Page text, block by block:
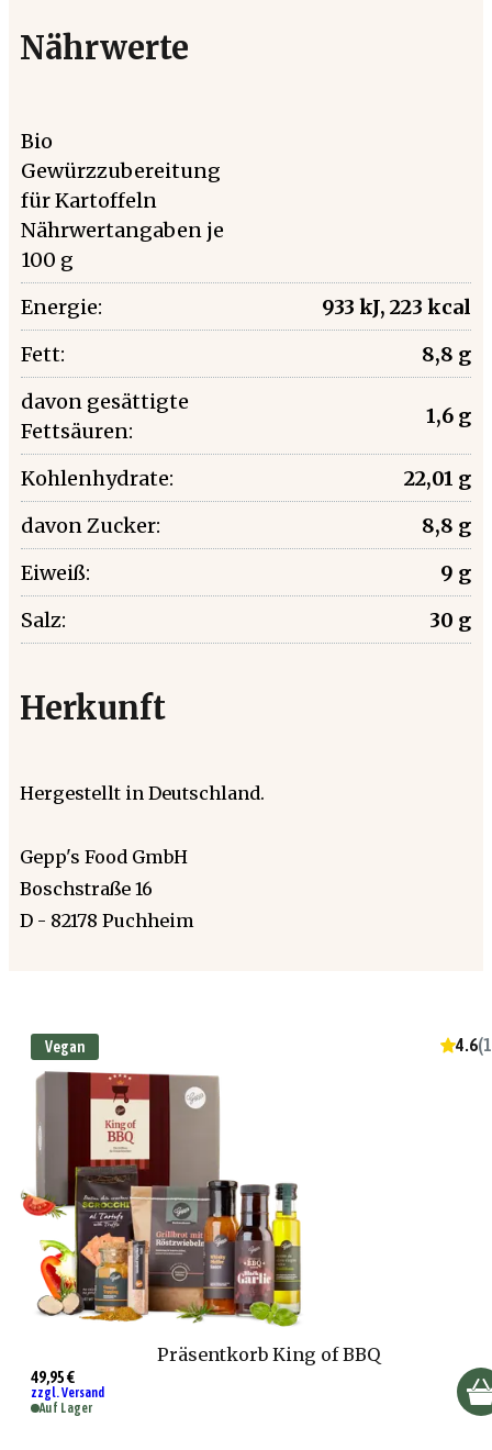
Nährwerte
Bio
Gewürzzubereitung
für Kartoffeln
Nährwertangaben je
100 g
Energie:
933 kJ, 223 kcal
Fett:
8,8 g
davon gesättigte
Fettsäuren:
1,6 g
Kohlenhydrate:
22,01 g
davon Zucker:
8,8 g
Eiweiß:
9 g
Salz:
30 g
Herkunft
Hergestellt in Deutschland.
Gepp's Food GmbH
Boschstraße 16
D - 82178 Puchheim
Vegan 4.6(
Präsentkorb King of BBQ
49,95 €
zzgl. Versand
Auf Lager